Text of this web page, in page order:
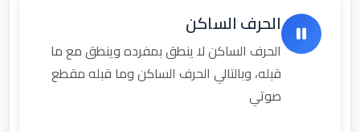
الحرف الساكن
الحرف الساكن لا ينطق بمفرده وينطق مع ما
قبله، وبالتالي الحرف الساكن وما قبله مقطع
صوتي